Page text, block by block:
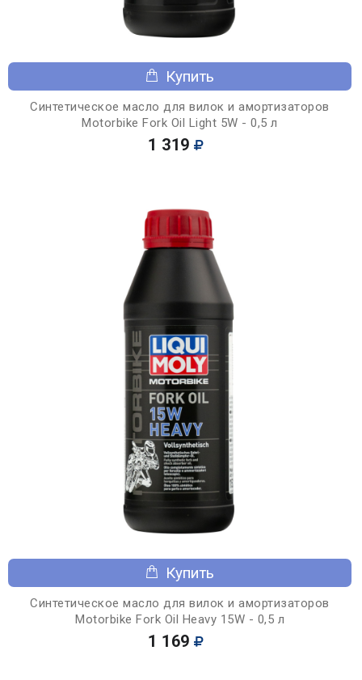
Купить
Синтетическое масло для вилок и амортизаторов
Motorbike Fork Oil Light 5W - 0,5 л
1 319
Купить
Синтетическое масло для вилок и амортизаторов
Motorbike Fork Oil Heavy 15W - 0,5 л
1 169